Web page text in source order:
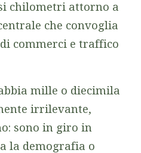
chilometri attorno a
che convoglia
commerci e traffico
mille o diecimila
irrilevante,
sono in giro in
la demografia o